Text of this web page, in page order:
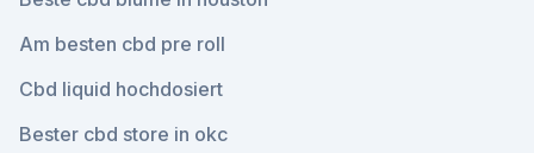
Am besten cbd pre roll
Cbd liquid hochdosiert
Bester cbd store in okc